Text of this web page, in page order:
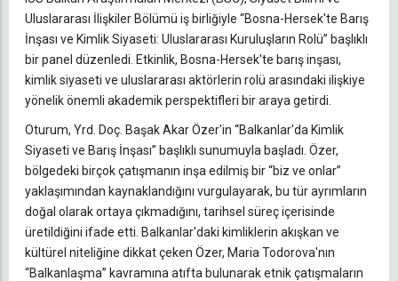
Uluslararası İlişkiler Bölümü iş birliğiyle “Bosna-Hersek'te Barış
İnşası ve Kimlik Siyaseti: Uluslararası Kuruluşların Rolü” başlıklı
bir panel düzenledi. Etkinlik, Bosna-Hersek'te barış inşası,
kimlik siyaseti ve uluslararası aktörlerin rolü arasındaki ilişkiye
yönelik önemli akademik perspektifleri bir araya getirdi.
Oturum, Yrd. Doç. Başak Akar Özer'in “Balkanlar'da Kimlik
Siyaseti ve Barış İnşası” başlıklı sunumuyla başladı. Özer,
bölgedeki birçok çatışmanın inşa edilmiş bir “biz ve onlar”
yaklaşımından kaynaklandığını vurgulayarak, bu tür ayrımların
doğal olarak ortaya çıkmadığını, tarihsel süreç içerisinde
üretildiğini ifade etti. Balkanlar'daki kimliklerin akışkan ve
kültürel niteliğine dikkat çeken Özer, Maria Todorova'nın
“Balkanlaşma” kavramına atıfta bulunarak etnik çatışmaların